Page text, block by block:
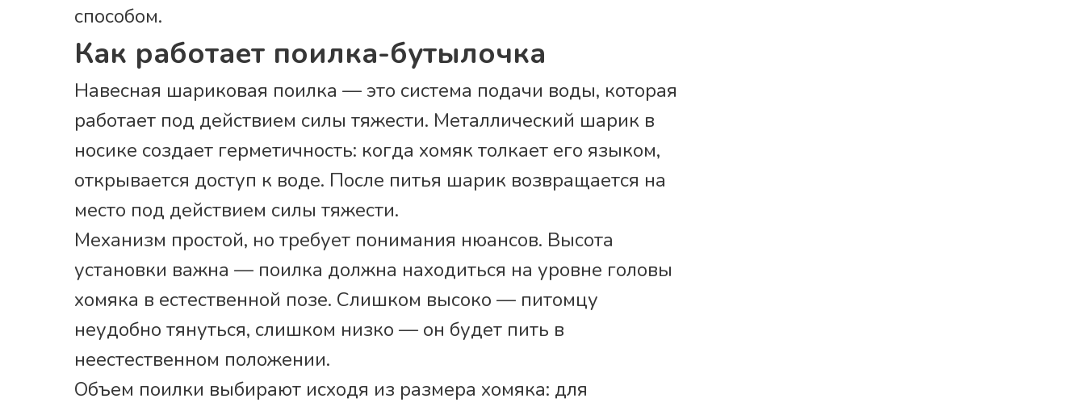
способом.
Как работает поилка-бутылочка
Навесная шариковая поилка — это система подачи воды, которая
работает под действием силы тяжести. Металлический шарик в
носике создает герметичность: когда хомяк толкает его языком,
открывается доступ к воде. После питья шарик возвращается на
место под действием силы тяжести.
Механизм простой, но требует понимания нюансов. Высота
установки важна — поилка должна находиться на уровне головы
хомяка в естественной позе. Слишком высоко — питомцу
неудобно тянуться, слишком низко — он будет пить в
неестественном положении.
Объем поилки выбирают исходя из размера хомяка: для